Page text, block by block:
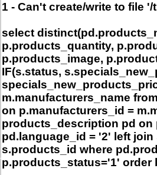
1 - Can't create/write to file
select
p.products_quantity,
p.products_image,
IF(s.status,
m.manufacturers_name
on p.manufacturers_id =
products_description pd
pd.language_id = '2' left
s.products_id where
p.products_status='1' order